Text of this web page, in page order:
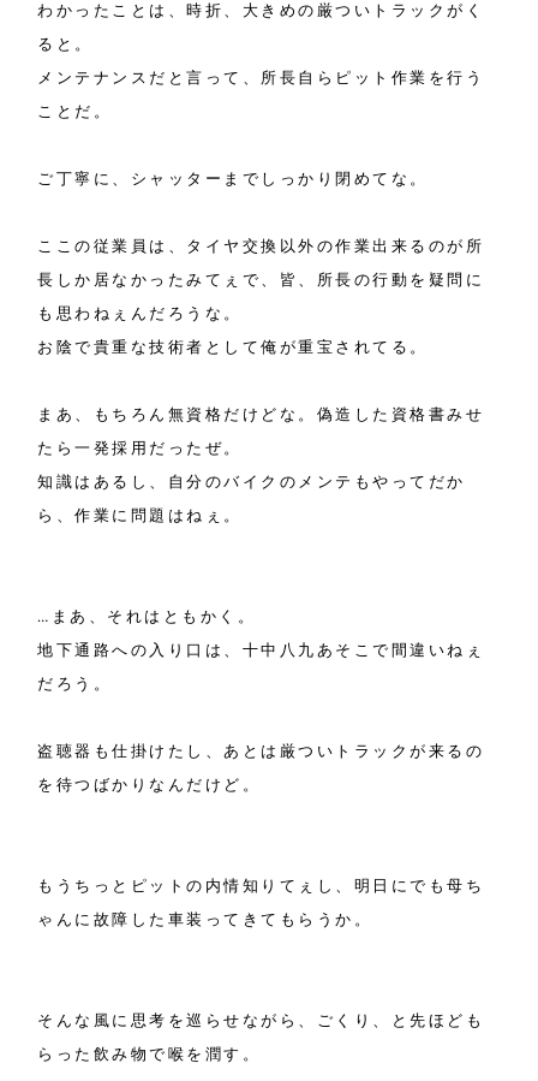
わかったことは、時折、大きめの厳ついトラックがく
ると。
メンテナンスだと言って、所長自らピット作業を行う
ことだ。
ご丁寧に、シャッターまでしっかり閉めてな。
ここの従業員は、タイヤ交換以外の作業出来るのが所
長しか居なかったみてぇで、皆、所長の行動を疑問に
も思わねぇんだろうな。
お陰で貴重な技術者として俺が重宝されてる。
まあ、もちろん無資格だけどな。偽造した資格書みせ
たら一発採用だったぜ。
知識はあるし、自分のバイクのメンテもやってだか
ら、作業に問題はねぇ。
…まあ、それはともかく。
地下通路への入り口は、十中八九あそこで間違いねぇ
だろう。
盗聴器も仕掛けたし、あとは厳ついトラックが来るの
を待つばかりなんだけど。
もうちっとピットの内情知りてぇし、明日にでも母ち
ゃんに故障した車装ってきてもらうか。
そんな風に思考を巡らせながら、ごくり、と先ほども
らった飲み物で喉を潤す。